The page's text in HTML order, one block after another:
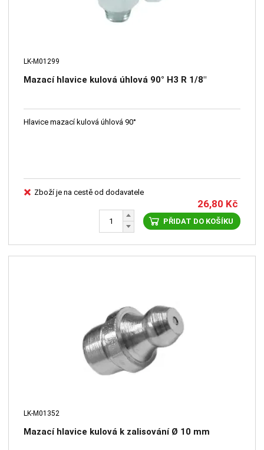
LK-M01299
Mazací hlavice kulová úhlová 90° H3 R 1/8"
Hlavice mazací kulová úhlová 90°
Zboží je na cestě od dodavatele
26,80 Kč
PŘIDAT DO KOŠÍKU
LK-M01352
Mazací hlavice kulová k zalisování Ø 10 mm